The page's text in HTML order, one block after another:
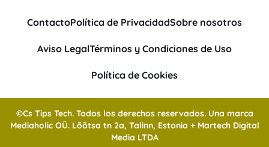
ContactoPolítica de PrivacidadSobre nosotros
Aviso LegalTérminos y Condiciones de Uso
Política de Cookies
©Cs Tips Tech. Todos los derechos reservados. Una marca
Mediaholic OÜ. Lõõtsa tn 2a, Talinn, Estonia + Martech Digital
Media LTDA